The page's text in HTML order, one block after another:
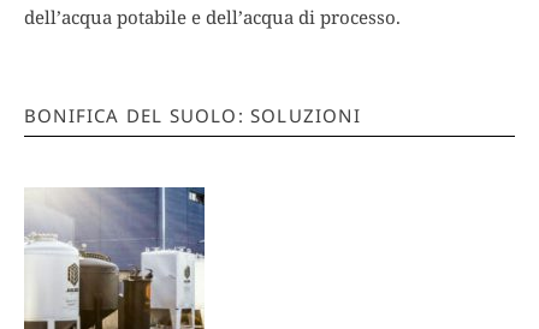
dell’acqua potabile e dell’acqua di processo.
BONIFICA DEL SUOLO: SOLUZIONI